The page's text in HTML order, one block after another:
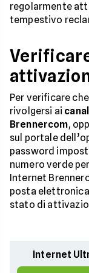
regolarmente
tempestivo
Per verificare
rivolgersi ai
Brennercom,
sul portale
password
numero verde
Internet
posta
stato di
Internet